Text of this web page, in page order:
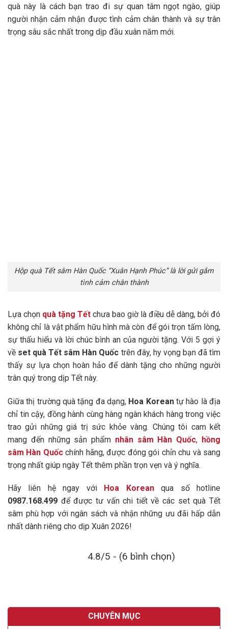
quà này là cách bạn trao đi sự quan tâm ngọt ngào, giúp
người nhận cảm nhận được tình cảm chân thành và sự trân
trọng sâu sắc nhất trong dịp đầu xuân năm mới.
Hộp quà Tết sâm Hàn Quốc “Xuân Hạnh Phúc” là lời gửi gắm
tình cảm chân thành
Lựa chọn quà tặng Tết chưa bao giờ là điều dễ dàng, bởi đó
không chỉ là vật phẩm hữu hình mà còn để gói trọn tấm lòng,
sự thấu hiểu và lời chúc bình an của người tặng. Với 5 gợi ý
về set quà Tết sâm Hàn Quốc trên đây, hy vọng bạn đã tìm
thấy sự lựa chọn hoàn hảo để dành tặng cho những người
trân quý trong dịp Tết này.
Giữa thị trường quà tặng đa dạng, Hoa Koreantự hào là địa
chỉ tin cậy, đồng hành cùng hàng ngàn khách hàng trong việc
trao gửi những giá trị sức khỏe vàng. Chúng tôi cam kết
mang đến những sản phẩm nhân sâm Hàn Quốc, hồng
sâm Hàn Quốcchính hãng, được đóng gói chỉn chu và sang
trọng nhất giúp ngày Tết thêm phần trọn vẹn và ý nghĩa.
Hãy liên hệ ngay với Hoa Koreanqua số hotline
0987.168.499 để được tư vấn chi tiết về các set quà Tết
sâm phù hợp với ngân sách và nhận những ưu đãi hấp dẫn
nhất dành riêng cho dịp Xuân 2026!
4.8/5 - (6 bình chọn)
CHUYÊN MỤC